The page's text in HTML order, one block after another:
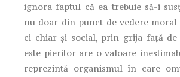
ignora faptul că ea trebuie să-i
nu doar din punct de vedere moral
ci chiar şi social, prin grija faţă de
este pieritor are o valoare
reprezintă organismul în care